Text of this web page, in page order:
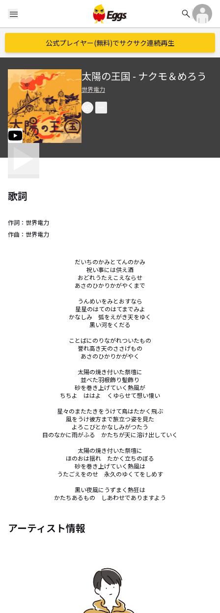
menu search
公式プレイヤー(無料)でサクサク連続再生
太陽の王国 - ナクモ＆めろう
世界電力
歌詞
作詞： 世界電力
作曲： 世界電力
だいちのかみとてんのかみ
祝い事には供え酒
おどれうたえこえならせ
あさのひかりかがやくまで
うんめいをみとおすなら
星星のはてのはてまでみよ
かなしみ　弧をえがき天をゆく
黒い河をくだる
ことばにのりながれついたもの
誉れ高き天のささげもの
あさのひかりかがやく
太陽の焼き付いた祭壇に
並べた羽根飾り髪飾り
砂を巻き上げていく熱風が
ちちよ　ははよ　くゆらせて想い懐い
星々のまたたきをうけて鳥はたかく飛ぶ
風をうけ彼方まで旅立つ姿を見た
よろこびとかなしみがつたう
目のなかに雨がふる　かたちが天に溶け出していく
太陽の焼き付いた祭壇に
ほのおは揺れ　たかく立ちのぼる
砂を巻き上げていく熱風は
うたごえをのせ　永久のゆくてをしめす
黒い夜風にうずまく熱狂は
かたちあるもの　しあわせでありますよう
アーティスト情報